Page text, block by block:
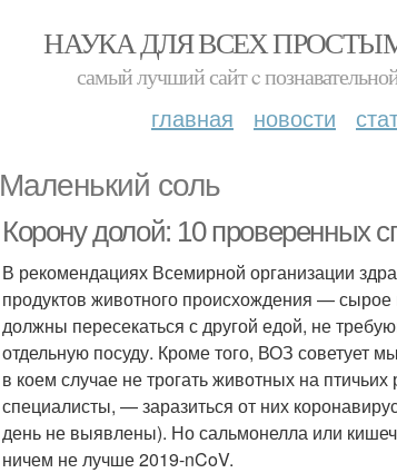
НАУКА ДЛЯ ВСЕХ
самый лучший сайт c
главная новости
Маленький соль
Корону долой: 10 проверенных
В рекомендациях Всемирной организации
продуктов животного происхождения —
должны пересекаться с другой едой, не
отдельную посуду. Кроме того, ВОЗ советует
в коем случае не трогать животных на
специалисты, — заразиться от них
день не выявлены). Но сальмонелла или
ничем не лучше 2019-nCoV.